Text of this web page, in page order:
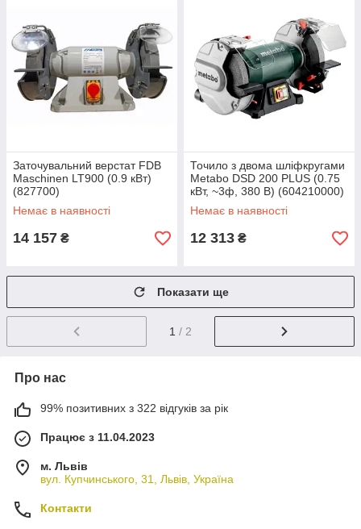
Заточувальний верстат FDB
Maschinen LT900 (0.9 кВт)
(827700)
Немає в наявності
14 157 ₴
Точило з двома шліфкругами
Metabo DSD 200 PLUS (0.75
кВт, ~3ф, 380 В) (604210000)
Немає в наявності
12 313 ₴
Показати ще
1 / 2
Про нас
99% позитивних з 322 відгуків за рік
Працює з 11.04.2023
м. Львів
вул. Купчинського, 31, Львів, Україна
Контакти